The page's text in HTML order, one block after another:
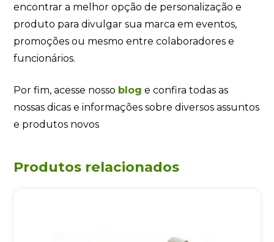
encontrar a melhor opção de personalização e
produto para divulgar sua marca em eventos,
promoções ou mesmo entre colaboradores e
funcionários.
Por fim, acesse nosso blog e confira todas as
nossas dicas e informações sobre diversos assuntos
e produtos novos
Produtos relacionados